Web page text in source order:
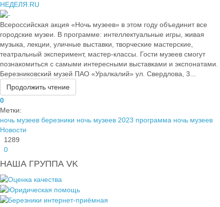
НЕДЕЛЯ.RU
Всероссийская акция «Ночь музеев» в этом году объединит все
городские музеи. В программе: интеллектуальные игры, живая
музыка, лекции, уличные выставки, творческие мастерские,
театральный эксперимент, мастер-классы. Гости музеев смогут
познакомиться с самыми интересными выставками и экспонатами.
Березниковский музей ПАО «Уралкалий» ул. Свердлова, 3...
Продолжить чтение
0
Метки:
ночь музеев березники ночь музеев 2023 программа ночь музеев
Новости
1289
0
НАША ГРУППА VK